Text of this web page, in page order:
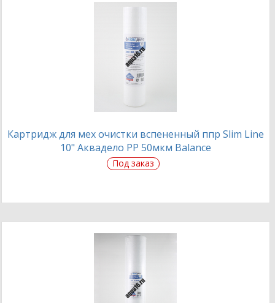
Картридж для мех очистки вспененный ппр Slim Line
10" Аквадело PP 50мкм Balance
Под заказ